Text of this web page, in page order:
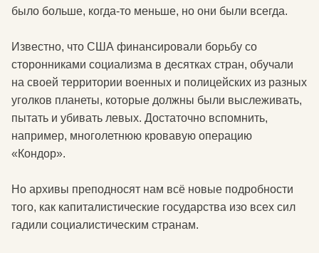
было больше, когда-то меньше, но они были всегда.
Известно, что США финансировали борьбу со
сторонниками социализма в десятках стран, обучали
на своей территории военных и полицейских из разных
уголков планеты, которые должны были выслеживать,
пытать и убивать левых. Достаточно вспомнить,
например, многолетнюю кровавую операцию
«Кондор».
Но архивы преподносят нам всё новые подробности
того, как капиталистические государства изо всех сил
гадили социалистическим странам.